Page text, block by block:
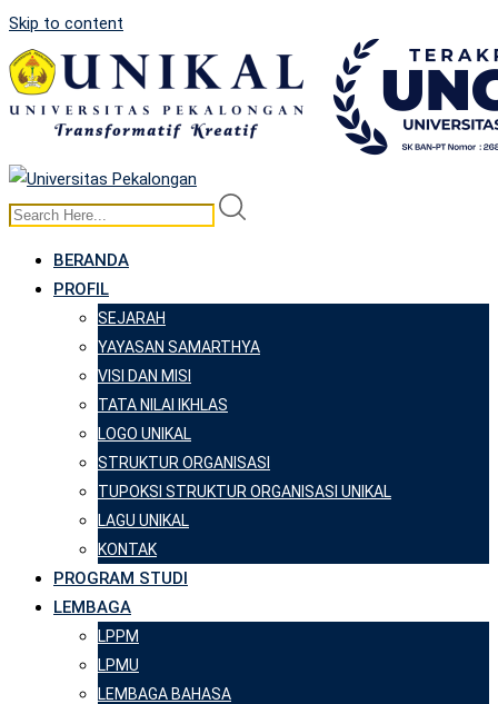
Skip to content
BERANDA
PROFIL
SEJARAH
YAYASAN SAMARTHYA
VISI DAN MISI
TATA NILAI IKHLAS
LOGO UNIKAL
STRUKTUR ORGANISASI
TUPOKSI STRUKTUR ORGANISASI UNIKAL
LAGU UNIKAL
KONTAK
PROGRAM STUDI
LEMBAGA
LPPM
LPMU
LEMBAGA BAHASA